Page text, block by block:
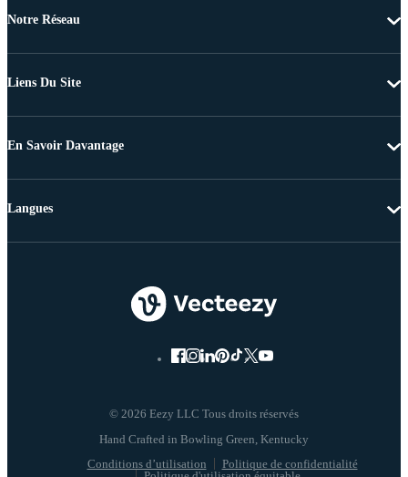
Notre Réseau
Liens Du Site
En Savoir Davantage
© 2026 Eezy LLC Tous droits réservés
Conditions d’utilisation
Politique de confidentialité
Langues